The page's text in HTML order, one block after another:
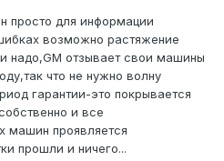
просто для информации
возможно растяжение
надо,GM отзывает свои машины
что не нужно волну
гарантии-это покрывается
и все
машин проявляется
прошли и ничего...